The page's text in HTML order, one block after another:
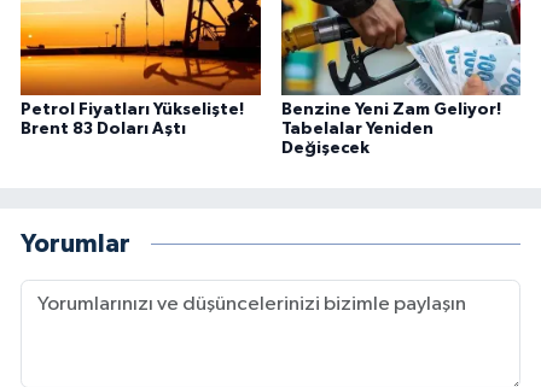
Petrol Fiyatları Yükselişte!
Brent 83 Doları Aştı
Benzine Yeni Zam Geliyor!
Tabelalar Yeniden
Değişecek
Yorumlar